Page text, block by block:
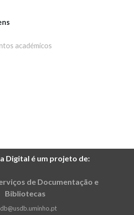
académicos
Digital é um projeto de:
de Documentação e
Bibliotecas